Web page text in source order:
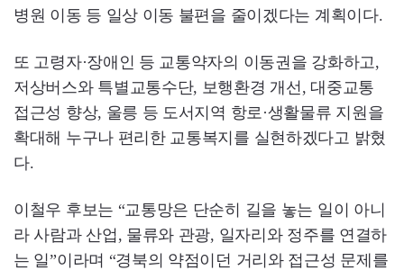
병원 이동 등 일상 이동 불편을 줄이겠다는 계획이다.
또 고령자·장애인 등 교통약자의 이동권을 강화하고,
저상버스와 특별교통수단, 보행환경 개선, 대중교통
접근성 향상, 울릉 등 도서지역 항로·생활물류 지원을
확대해 누구나 편리한 교통복지를 실현하겠다고 밝혔
다.
이철우 후보는 “교통망은 단순히 길을 놓는 일이 아니
라 사람과 산업, 물류와 관광, 일자리와 정주를 연결하
는 일”이라며 “경북의 약점이던 거리와 접근성 문제를